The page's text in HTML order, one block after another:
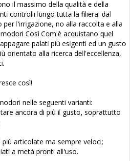
il massimo della qualità e della
controlli lungo tutta la filiera: dal
l'irrigazione, no alla raccolta e alla
Così Com'è acquistano quel
palati più esigenti ed un gusto
orientato alla ricerca dell'eccellenza,
così!
nelle seguenti varianti:
ancora di più il gusto, soprattutto
articolate ma sempre veloci;
a metà pronti all'uso.